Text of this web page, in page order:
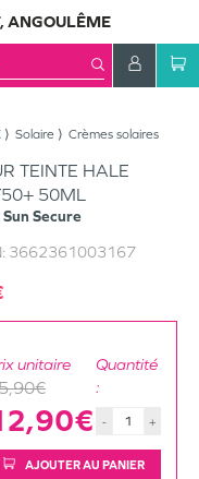
ANGOULÊME
Solaire Crèmes solaires
TEINTE HALE
50ML
Sun Secure
3662361003167
unitaire
Quantité
:
- +
AJOUTER AU PANIER